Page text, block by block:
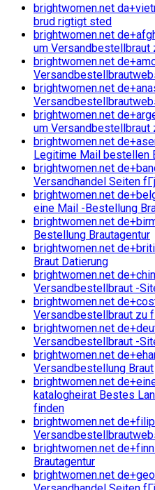
brightwomen.net
brud rigtigt sted
brightwomen.net
um Versandbestellbraut
brightwomen.net
brightwomen.net
brightwomen.net
um Versandbestellbraut
brightwomen.net
Legitime Mail bestellen
brightwomen.net
Versandhandel Seiten
brightwomen.net
eine Mail -Bestellung
brightwomen.net
Bestellung Brautagentur
brightwomen.net
Braut Datierung
brightwomen.net
Versandbestellbraut -
brightwomen.net
Versandbestellbraut zu
brightwomen.net
Versandbestellbraut -
brightwomen.net
Versandbestellung Braut
brightwomen.net
katalogheirat Bestes
finden
brightwomen.net
brightwomen.net
Brautagentur
brightwomen.net